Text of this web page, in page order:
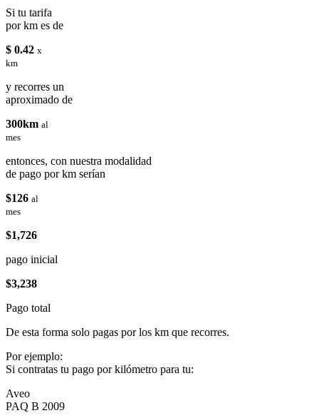
Si tu tarifa
por km es de
$ 0.42 x
km
y recorres un
aproximado de
300km al
mes
entonces, con nuestra modalidad
de pago por km serían
$126 al
mes
$1,726
pago inicial
$3,238
Pago total
De esta forma solo pagas por los km que recorres.
Por ejemplo:
Si contratas tu pago por kilómetro para tu:
Aveo
PAQ B 2009